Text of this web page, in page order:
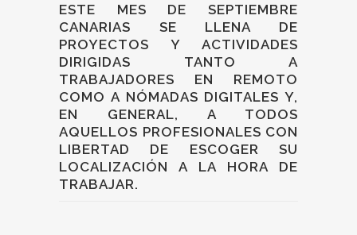
ESTE MES DE SEPTIEMBRE
CANARIAS SE LLENA DE
PROYECTOS Y ACTIVIDADES
DIRIGIDAS TANTO A
TRABAJADORES EN REMOTO
COMO A NÓMADAS DIGITALES Y,
EN GENERAL, A TODOS
AQUELLOS PROFESIONALES CON
LIBERTAD DE ESCOGER SU
LOCALIZACIÓN A LA HORA DE
TRABAJAR.